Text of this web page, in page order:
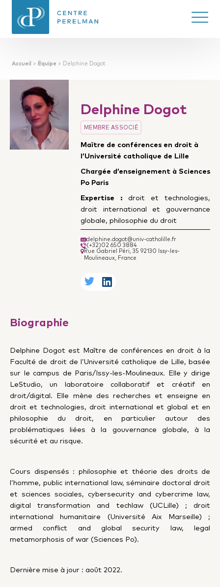
Ouvrir/
Accueil > Équipe > Delphine Dogot
Delphine Dogot
MEMBRE ASSOCIÉ
Maître de conférences en droit à
l’Université catholique de Lille
Chargée d’enseignement à Sciences
Po Paris
Expertise : droit et technologies,
droit international et gouvernance
globale, philosophie du droit
delphine.dogot@univ-catholille.fr
(+32)02 650 3884
Rue Gabriel Péri, 35 92130 Issy-les-
Moulineaux, France
Biographie
Delphine Dogot est Maître de conférences en droit à la
Faculté de droit de l’Université catholique de Lille, basée
sur le campus de Paris/Issy-les-Moulineaux. Elleydirige
LeStudio, un laboratoire collaboratif et créatif en
droit/digital. Elle mène des recherches et enseigne en
droit et technologies, droit international et global et en
philosophie du droit, en particulier autour des
problématiques liées à la gouvernance globale, à la
sécurité et au risque.
Cours dispensés : philosophie et théorie des droits de
l’homme, public international law, séminaire doctoral droit
et sciences sociales, cybersecurity and cybercrime law,
digital transformation and techlaw (UCLille) ; droit
international humanitaire (Université Aix Marseille) ;
armed conflict and global security law, legal
metamorphosis of war (Sciences Po).
Dernière mise à jour : août 2022.